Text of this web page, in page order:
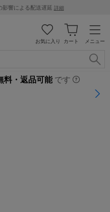
影響による配送遅延 詳細
メニュー
カート
お気に入り
料・返品可能です